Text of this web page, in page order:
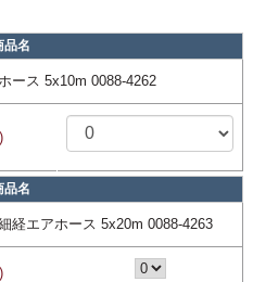
品名
ース 5x10m 0088-4262
品名
経エアホース 5x20m 0088-4263